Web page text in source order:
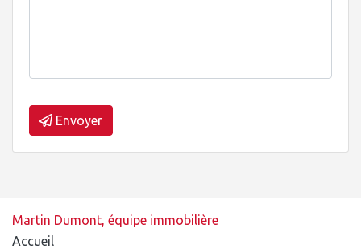
Envoyer
Martin Dumont, équipe immobilière
Accueil